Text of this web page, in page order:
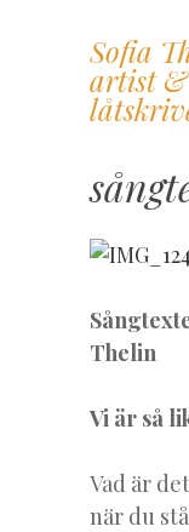
Sofia
artist &
Thelin
Vi är så
Vad är
när du